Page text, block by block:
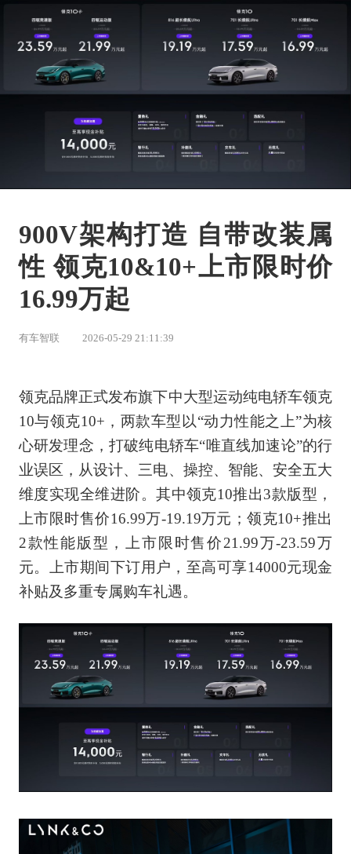
900V架构打造 自带改装属
性 领克10&10+上市限时价
16.99万起
有车智联 2026-05-29 21:11:39
领克品牌正式发布旗下中大型运动纯电轿车领克
10与领克10+，两款车型以“动力性能之上”为核
心研发理念，打破纯电轿车“唯直线加速论”的行
业误区，从设计、三电、操控、智能、安全五大
维度实现全维进阶。其中领克10推出3款版型，
上市限时售价16.99万-19.19万元；领克10+推出
2款性能版型，上市限时售价21.99万-23.59万
元。上市期间下订用户，至高可享14000元现金
补贴及多重专属购车礼遇。